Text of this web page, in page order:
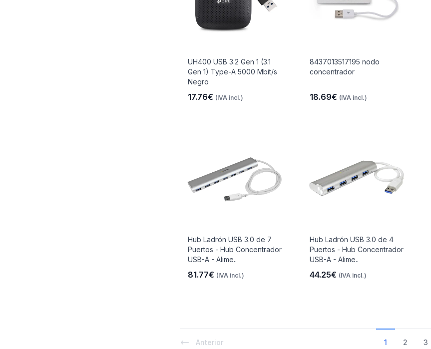
UH400 USB 3.2 Gen 1 (3.1
Gen 1) Type-A 5000 Mbit/s
Negro
17.76€ (IVA incl.)
8437013517195 nodo
concentrador
18.69€ (IVA incl.)
Hub Ladrón USB 3.0 de 7
Puertos - Hub Concentrador
USB-A - Alime..
81.77€ (IVA incl.)
Hub Ladrón USB 3.0 de 4
Puertos - Hub Concentrador
USB-A - Alime..
44.25€ (IVA incl.)
Anterior 1 2 3